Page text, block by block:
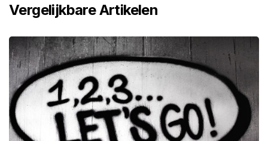
Vergelijkbare Artikelen